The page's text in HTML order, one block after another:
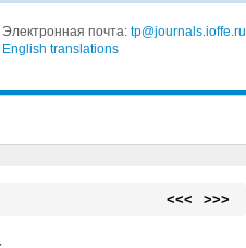
Электронная почта: tp@journals.ioffe.ru
English translations
<<< >>>